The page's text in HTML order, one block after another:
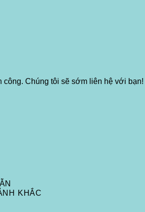
Chúng tôi sẽ sớm liên hệ với bạn!
KHẮC